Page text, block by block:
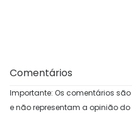
Comentários
Importante: Os comentários
e não representam a opinião do